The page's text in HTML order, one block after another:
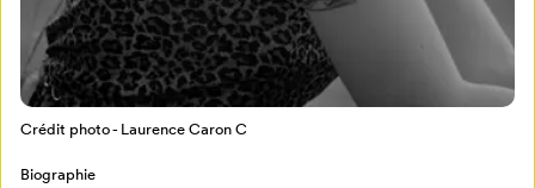
Programmation
Billetterie
Crédit photo - Laurence Caron C
Biographie
Pour enregistrer vos favoris,
connectez-vous ou créez votre profil
Mon Salon
Se connecter